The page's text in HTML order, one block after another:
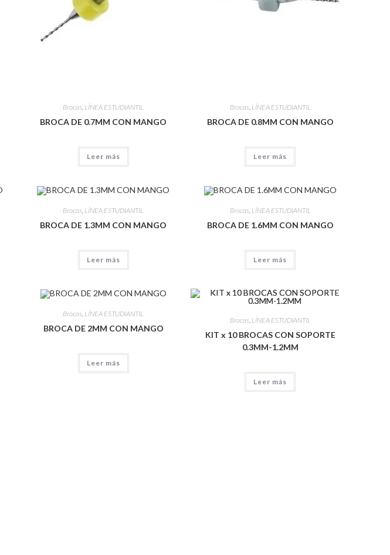
Brocas LÍNEA ESTUDIANTIL
BROCA DE 0.7MM CON MANGO
Leer más
Brocas LÍNEA ESTUDIANTIL
BROCA DE 0.8MM CON MANGO
Leer más
Brocas LÍNEA ESTUDIANTIL
BROCA DE 1.3MM CON MANGO
Leer más
Brocas LÍNEA ESTUDIANTIL
BROCA DE 1.6MM CON MANGO
Leer más
Brocas LÍNEA ESTUDIANTIL
BROCA DE 2MM CON MANGO
Leer más
Brocas, LÍNEA ESTUDIANTIL
KIT x 10 BROCAS CON SOPORTE
0.3MM-1.2MM
Leer más